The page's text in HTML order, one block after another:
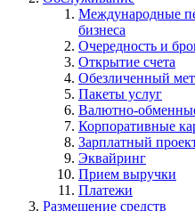
Международные
бизнеса
Очередность и
Открытие счета
Обезличенный
Пакеты услуг
Валютно-
Корпоративные
Зарплатный
Эквайринг
Прием выручки
Платежи
Размещение средств